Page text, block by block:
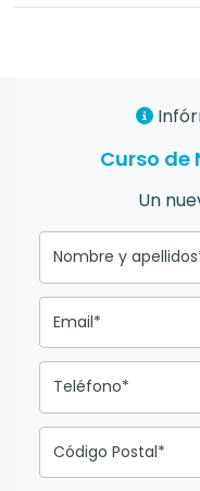
Curso
Un
Nombre y
Email*
Teléfono*
Código Postal*